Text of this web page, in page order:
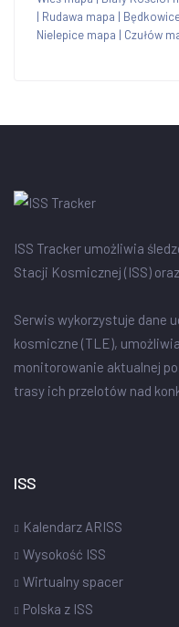
| Rudawa mapa |
Nielepice mapa | Czułów
ISS Tracker umożliwia
Stacji Kosmicznej (ISS)
Serwis wykorzystuje dane
kosmiczne (TLE),
monitorowanie aktualnej
trasy ich przelotów nad
ISS
Kalendarz ARISS
Wysokość ISS
Wirtualny spacer
Polska z ISS